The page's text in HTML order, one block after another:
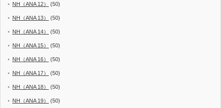
NH（ANA 12） (50)
NH（ANA 13） (50)
NH（ANA 14） (50)
NH（ANA 15） (50)
NH（ANA 16） (50)
NH（ANA 17） (50)
NH（ANA 18） (50)
NH（ANA 19） (50)